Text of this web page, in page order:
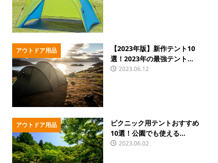
アウトドア用品
【2023年版】新作テント10
選！2023年の最強テント...
2023.06.12
アウトドア用品
ピクニック用テントおすすめ
10選！公園でも使える...
2023.06.02